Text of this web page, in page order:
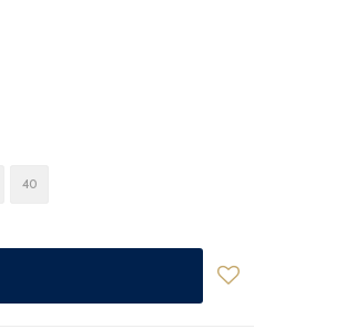
40